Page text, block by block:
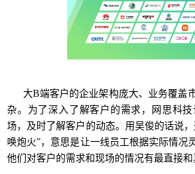
大B端客户的企业架构庞大、业务覆盖
杂。为了深入了解客户的需求，网思科
场，及时了解客户的动态。用吴俊的话说
唤炮火”，意思是让一线员工根据实际情况
他们对客户的需求和现场的情况有最直接和